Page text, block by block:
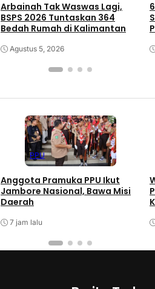
Arbainah Tak Waswas Lagi,
BSPS 2026 Tuntaskan 364
Bedah Rumah di Kalimantan
Agustus 5, 2026
PPU
Anggota Pramuka PPU Ikut
Jambore Nasional, Bawa Misi
Daerah
7 jam lalu